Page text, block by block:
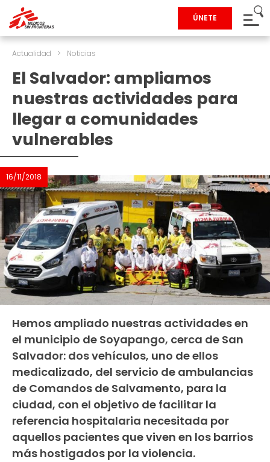
ÚNETE
Actualidad > Noticias
El Salvador: ampliamos
nuestras actividades para
llegar a comunidades
vulnerables
16/11/2018
Hemos ampliado nuestras actividades en
el municipio de Soyapango, cerca de San
Salvador: dos vehículos, uno de ellos
medicalizado, del servicio de ambulancias
de Comandos de Salvamento, para la
ciudad, con el objetivo de facilitar la
referencia hospitalaria necesitada por
aquellos pacientes que viven en los barrios
más hostigados por la violencia.